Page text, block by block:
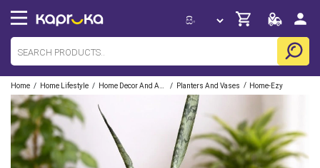
Home / Home Lifestyle / / Planters And Vases / Home-Ezy